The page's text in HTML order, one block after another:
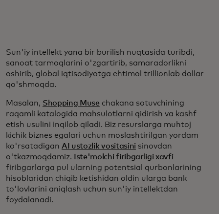
Sun'iy intellekt yana bir burilish nuqtasida turibdi,
sanoat tarmoqlarini o'zgartirib, samaradorlikni
oshirib, global iqtisodiyotga ehtimol trillionlab dollar
qo'shmoqda.
Masalan, Shopping Muse chakana sotuvchining
raqamli katalogida mahsulotlarni qidirish va kashf
etish usulini inqilob qiladi. Biz resurslarga muhtoj
kichik biznes egalari uchun moslashtirilgan yordam
ko'rsatadigan AI ustozlik vositasini sinovdan
o'tkazmoqdamiz.
Iste'molchi firibgarligi xavfi
firibgarlarga pul ularning potentsial qurbonlarining
hisoblaridan chiqib ketishidan oldin ularga bank
to'lovlarini aniqlash uchun sun'iy intellektdan
foydalanadi.